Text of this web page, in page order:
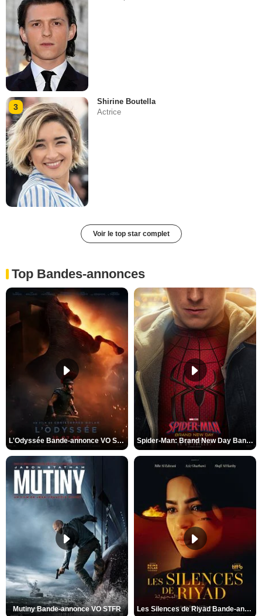
3
Shirine Boutella
Actrice
Voir le top star complet
Top Bandes-annonces
L'Odyssée Bande-annonce VO STFR Spider-Man: Brand New Day Bande-annonce VO STFR
Mutiny Bande-annonce VO STFR Les Silences de Riyad Bande-annonce VO STFR